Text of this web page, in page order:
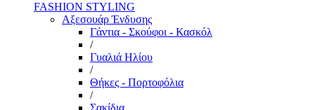
FASHION STYLING
Αξεσουάρ Ένδυσης
Γάντια - Σκούφοι - Κασκόλ
/
Γυαλιά Ηλίου
/
Θήκες - Πορτοφόλια
/
Σακίδια